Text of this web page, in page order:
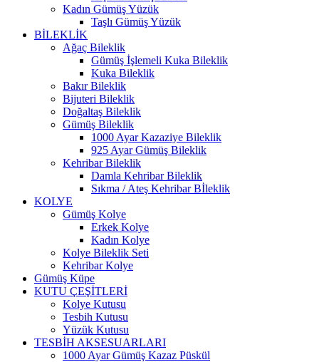
Kadın Gümüş Yüzük
Taşlı Gümüş Yüzük
BİLEKLİK
Ağaç Bileklik
Gümüş İşlemeli Kuka Bileklik
Kuka Bileklik
Bakır Bileklik
Bijuteri Bileklik
Doğaltaş Bileklik
Gümüş Bileklik
1000 Ayar Kazaziye Bileklik
925 Ayar Gümüş Bileklik
Kehribar Bileklik
Damla Kehribar Bileklik
Sıkma / Ateş Kehribar Bİleklik
KOLYE
Gümüş Kolye
Erkek Kolye
Kadın Kolye
Kolye Bileklik Seti
Kehribar Kolye
Gümüş Küpe
KUTU ÇEŞİTLERİ
Kolye Kutusu
Tesbih Kutusu
Yüzük Kutusu
TESBİH AKSESUARLARI
1000 Ayar Gümüş Kazaz Püskül